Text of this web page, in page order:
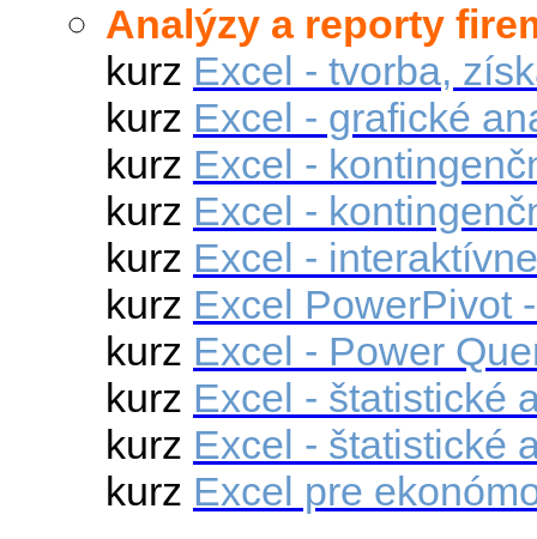
Analýzy a reporty
kurz Excel - tvorba,
kurz Excel - grafické
kurz Excel -
kurz Excel -
kurz Excel -
kurz Excel PowerPivot
kurz Excel - Power
kurz Excel - štatistické
kurz Excel - štatistické
kurz Excel pre